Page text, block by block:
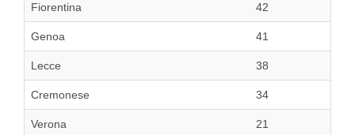
Fiorentina 42
Genoa 41
Lecce 38
Cremonese 34
Verona 21